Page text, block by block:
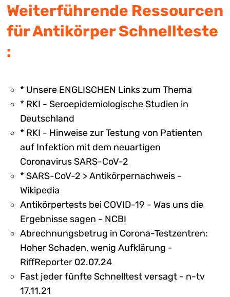
Weiterführende Ressourcen
für Antikörper Schnellteste
:
* Unsere ENGLISCHEN Links zum Thema
* RKI - Seroepidemiologische Studien in
Deutschland
* RKI - Hinweise zur Testung von Patienten
auf Infektion mit dem neuartigen
Coronavirus SARS-CoV-2
* SARS-CoV-2 > Antikörpernachweis -
Wikipedia
Antikörpertests bei COVID-19 - Was uns die
Ergebnisse sagen - NCBI
Abrechnungsbetrug in Corona-Testzentren:
Hoher Schaden, wenig Aufklärung -
RiffReporter 02.07.24
Fast jeder fünfte Schnelltest versagt - n-tv
17.11.21